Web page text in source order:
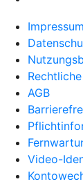
Impressum
AGB
Video-